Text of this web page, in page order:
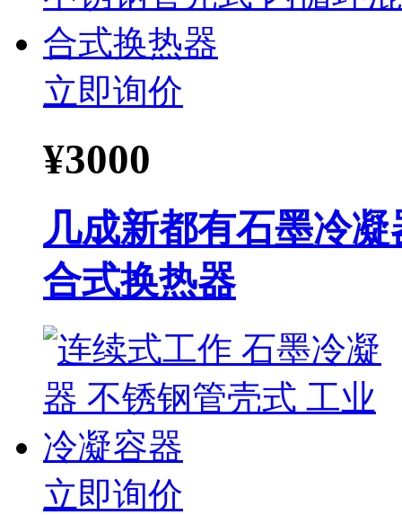
立即询价
¥3000
几成新都有石墨冷
合式换热器
立即询价